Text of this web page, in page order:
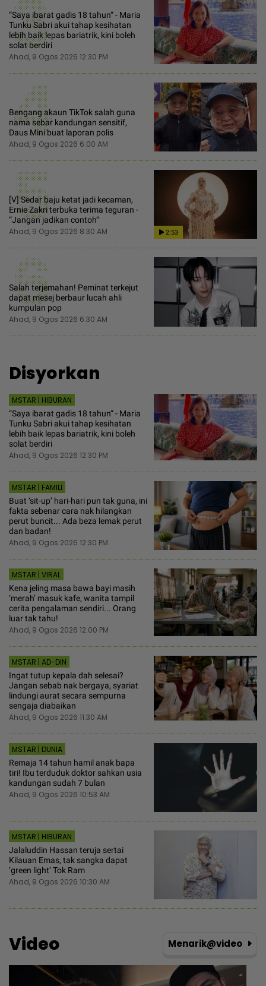
3
“Saya ibarat gadis 18 tahun“ - Maria
Tunku Sabri akui tahap kesihatan
lebih baik lepas bariatrik, kini boleh
solat berdiri
Ahad, 9 Ogos 2026 12:30 PM
4
Bengang akaun TikTok salah guna
nama sebar kandungan sensitif,
Daus Mini buat laporan polis
Ahad, 9 Ogos 2026 6:00 AM
5
[V] Sedar baju ketat jadi kecaman,
Ernie Zakri terbuka terima teguran -
“Jangan jadikan contoh“
Ahad, 9 Ogos 2026 8:30 AM 2:53
6
Salah terjemahan! Peminat terkejut
dapat mesej berbaur lucah ahli
kumpulan pop
Ahad, 9 Ogos 2026 6:30 AM
Disyorkan
MSTAR | HIBURAN
“Saya ibarat gadis 18 tahun“ - Maria
Tunku Sabri akui tahap kesihatan
lebih baik lepas bariatrik, kini boleh
solat berdiri
Ahad, 9 Ogos 2026 12:30 PM
MSTAR | FAMILI
Buat ‘sit-up’ hari-hari pun tak guna, ini
fakta sebenar cara nak hilangkan
perut buncit... Ada beza lemak perut
dan badan!
Ahad, 9 Ogos 2026 12:30 PM
MSTAR | VIRAL
Kena jeling masa bawa bayi masih
‘merah’ masuk kafe, wanita tampil
cerita pengalaman sendiri... Orang
luar tak tahu!
Ahad, 9 Ogos 2026 12:00 PM
MSTAR | AD-DIN
Ingat tutup kepala dah selesai?
Jangan sebab nak bergaya, syariat
lindungi aurat secara sempurna
sengaja diabaikan
Ahad, 9 Ogos 2026 11:30 AM
MSTAR | DUNIA
Remaja 14 tahun hamil anak bapa
tiri! Ibu terduduk doktor sahkan usia
kandungan sudah 7 bulan
Ahad, 9 Ogos 2026 10:53 AM
MSTAR | HIBURAN
Jalaluddin Hassan teruja sertai
Kilauan Emas, tak sangka dapat
‘green light’ Tok Ram
Ahad, 9 Ogos 2026 10:30 AM
Video Menarik@video